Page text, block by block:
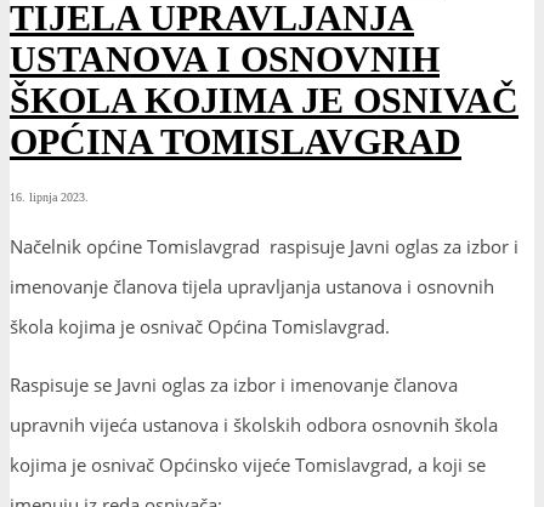
TIJELA UPRAVLJANJA
USTANOVA I OSNOVNIH
ŠKOLA KOJIMA JE OSNIVAČ
OPĆINA TOMISLAVGRAD
16. lipnja 2023.
Načelnik općine Tomislavgrad raspisuje Javni oglas za izbor i
imenovanje članova tijela upravljanja ustanova i osnovnih
škola kojima je osnivač Općina Tomislavgrad.
Raspisuje se Javni oglas za izbor i imenovanje članova
upravnih vijeća ustanova i školskih odbora osnovnih škola
kojima je osnivač Općinsko vijeće Tomislavgrad, a koji se